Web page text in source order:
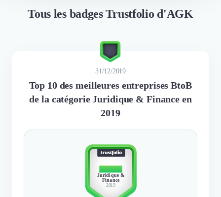
Tous les badges Trustfolio d'AGK
31/12/2019
Top 10 des meilleures entreprises BtoB
de la catégorie Juridique & Finance en
2019
TOP 10
Juridique &
Finance
2019